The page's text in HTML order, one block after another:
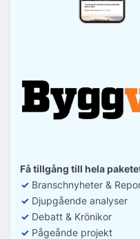
Få tillgång till hela
✓ Branschnyheter &
✓ Djupgående analyser
✓ Debatt & Krönikor
✓ Pågeånde projekt